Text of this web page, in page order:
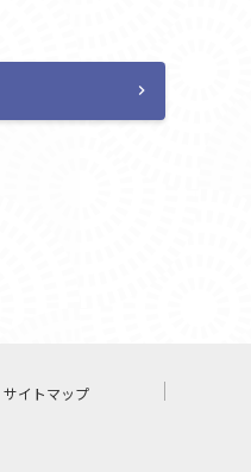
chevron_right
サイトマップ